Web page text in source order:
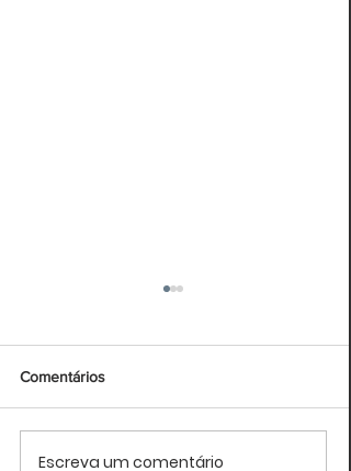
Reuniões online: 9
Comentários
Escreva um comentário